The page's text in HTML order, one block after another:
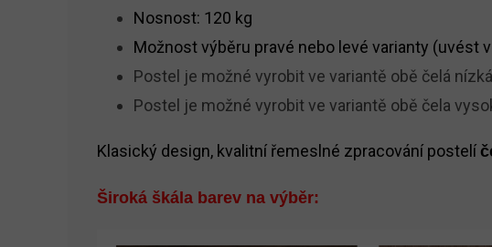
Nosnost: 120 kg
Možnost výběru pravé nebo levé varianty (uvést
Postel je možné vyrobit ve variantě obě čelá
Postel je možné vyrobit ve variantě obě čela
Klasický design, kvalitní řemeslné zpracování postelí
Široká škála barev na výběr: